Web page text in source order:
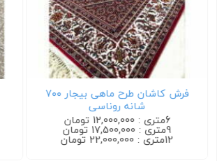
فرش کاشان طرح ماهی بیجار ۷۰۰
شانه روناسی
6متری : 12,000,000 تومان
9متری : 17,500,000 تومان
12متری : 22,000,000 تومان